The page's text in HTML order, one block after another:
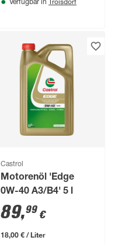
Verfügbar in
Castrol
Motorenöl 'Edge
0W-40 A3/B4' 5 l
89,99 €
18,00 € / Liter